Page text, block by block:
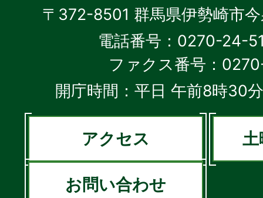
〒372-8501 群馬県伊勢崎市
電話番号：0270-24-
ファクス番号：
開庁時間：平日 午前8時30
アクセス 土
お問い合わせ